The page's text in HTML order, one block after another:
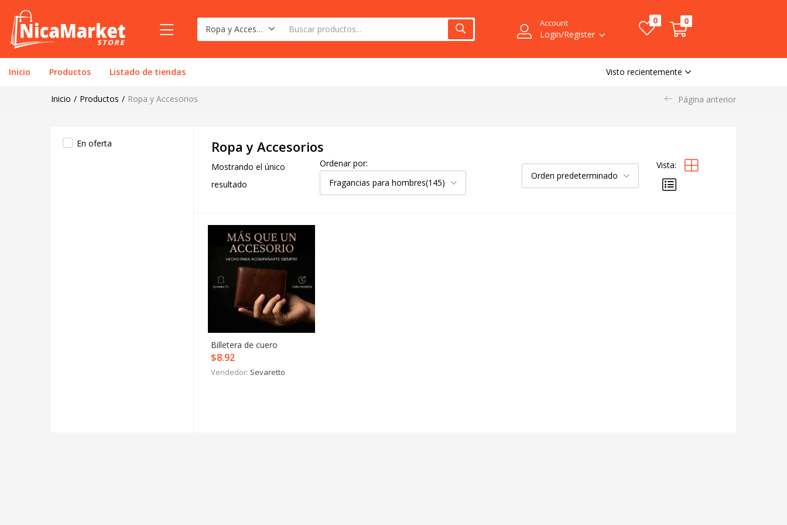
Ropa y Accesorios (1)
Account
Login/Register
0 0
Inicio Productos Listado de tiendas Visto recientemente
Inicio Productos Ropa y Accesorios Página anterior
En oferta Ropa y Accesorios
Mostrando el único
resultado
Ordenar por:
Fragancias para hombres(145)
Orden predeterminado
Vista:
Billetera de cuero
$8.92
Vendedor: Sevaretto